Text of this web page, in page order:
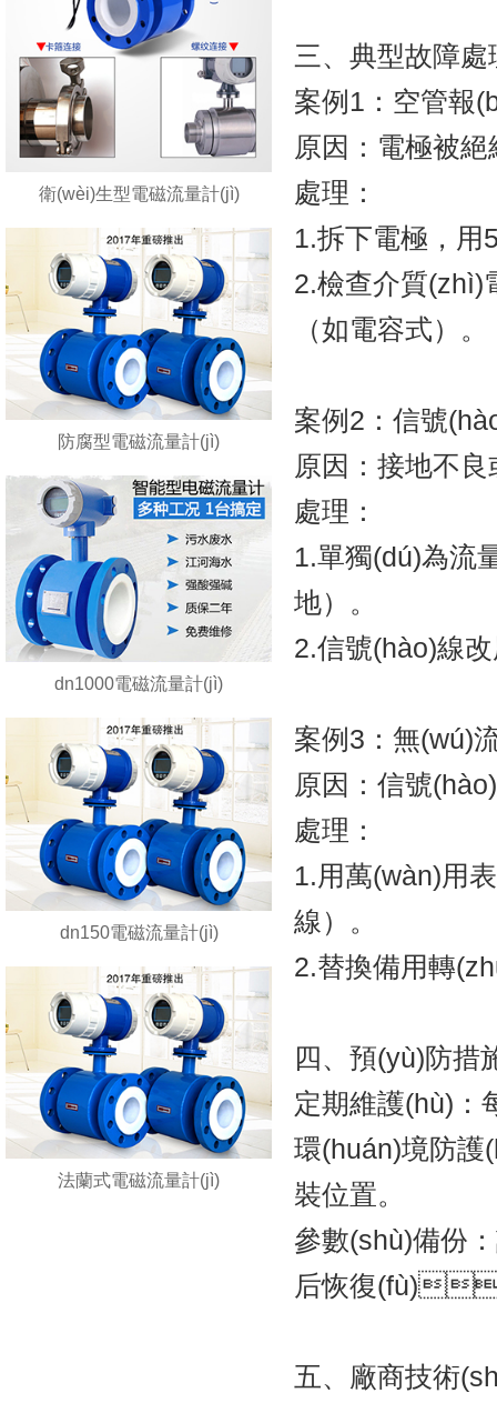
衛(wèi)生型電磁流量計(jì)
防腐型電磁流量計(jì)
dn1000電磁流量計(jì)
dn150電磁流量計(jì)
法蘭式電磁流量計(jì)
三、典型故障
案例1：空管報
原因：電極被
處理：
1.拆下電極，
2.檢查介質(zhì)
（如電容式）。
案例2：信號
原因：接地不良
處理：
1.單獨(dú)為流
地）。
2.信號(hào)線
案例3：無(wú)
原因：信號(hào)
處理：
1.用萬(wàn)用
線）。
2.替換備用轉
四、預(yù)防措
定期維護(hù)：
環(huán)境防護
裝位置。
參數(shù)備份：
后恢復
五、廠商技術